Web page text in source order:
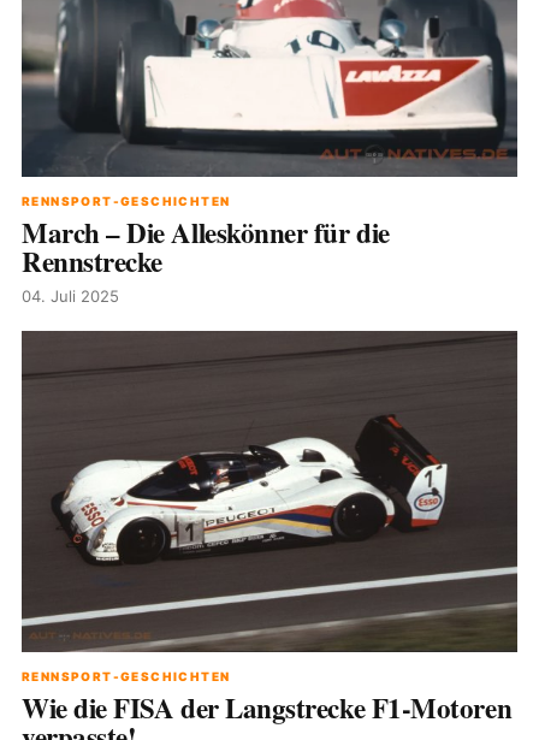
RENNSPORT-GESCHICHTEN
March – Die Alleskönner für die
Rennstrecke
04. Juli 2025
RENNSPORT-GESCHICHTEN
Wie die FISA der Langstrecke F1-Motoren